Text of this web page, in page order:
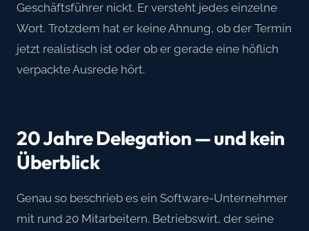
Geschäftsführer nickt. Er versteht jedes einzelne
Wort. Trotzdem hat er keine Ahnung, ob der Termin
jetzt realistisch ist oder ob er gerade eine höflich
verpackte Ausrede hört.
20 Jahre Delegation — und kein
Überblick
Genau so beschrieb es ein Software-Unternehmer
mit rund 20 Mitarbeitern. Betriebswirt, der seine